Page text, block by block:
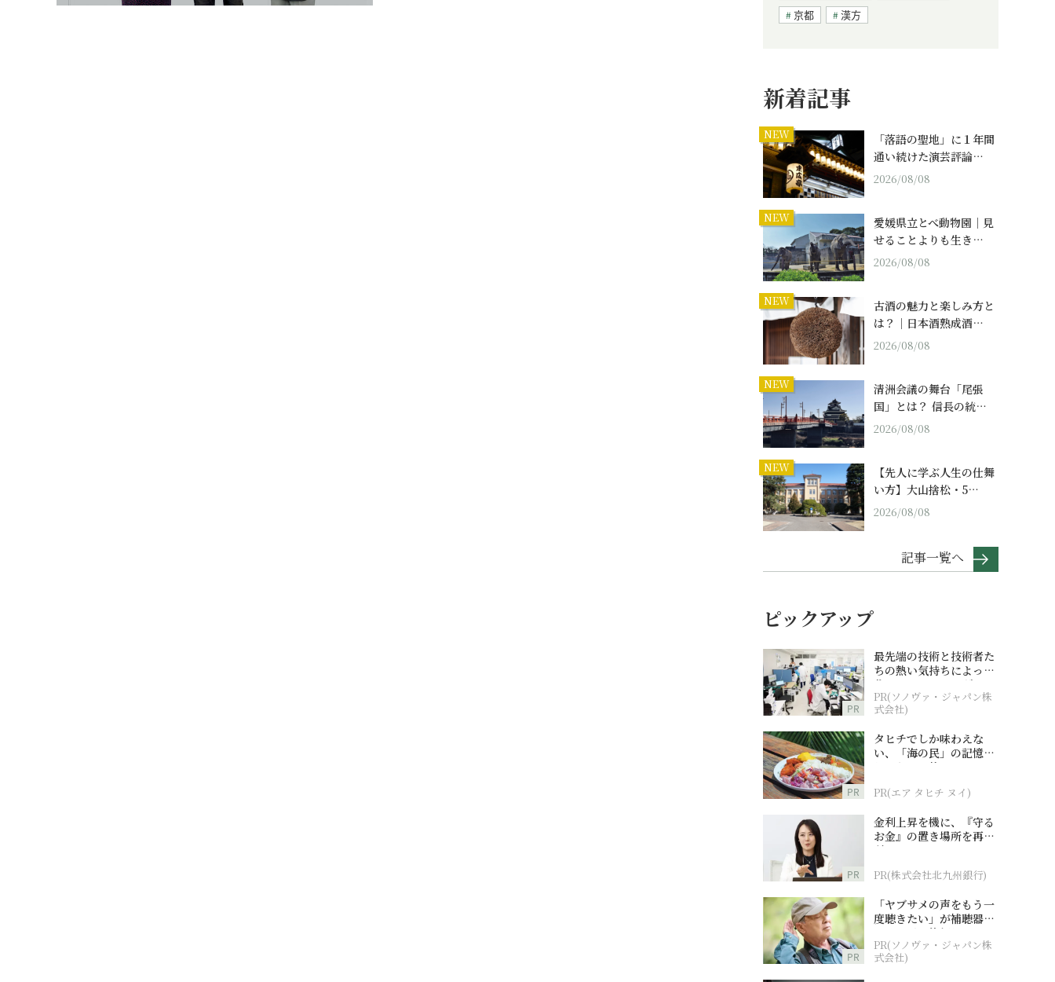
京都
漢方
新着記事
NEW
「落語の聖地」に１年間
通い続けた演芸評論…
2026/08/08
NEW
愛媛県立とべ動物園｜見
せることよりも生き…
2026/08/08
NEW
古酒の魅力と楽しみ方と
は？｜日本酒熟成酒…
2026/08/08
NEW
清洲会議の舞台「尾張
国」とは？ 信長の統…
2026/08/08
NEW
【先人に学ぶ人生の仕舞
い方】大山捨松・5…
2026/08/08
記事一覧へ
ピックアップ
PR
最先端の技術と技術者た
ちの熱い気持ちによって
作られているオーダーメ
イド補聴器
PR(ソノヴァ・ジャパン株
式会社)
PR
タヒチでしか味わえな
い、「海の民」の記憶へ
とつながる旅
PR(エア タヒチ ヌイ)
PR
金利上昇を機に、『守る
お金』の置き場所を再検
討
PR(株式会社北九州銀行)
PR
「ヤブサメの声をもう一
度聴きたい」が補聴器チ
ャレンジの後押しに
PR(ソノヴァ・ジャパン株
式会社)